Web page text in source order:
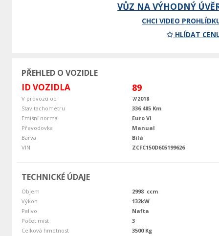
VŮZ NA VÝHODNÝ
CHCI VIDEO
HLÍDAT
PŘEHLED O VOZIDLE
ID VOZIDLA 89
V provozu od
7/2018
Stav tachometru
336 485 Km
Emisní norma
Euro VI
Převodovka
Manual
Barva
Bílá
VIN
ZCFC150D605199626
TECHNICKÉ ÚDAJE
Objem
2998 ccm
Výkon
132kW
Palivo
Nafta
Počet míst
3
Celková hmotnost
3500 Kg